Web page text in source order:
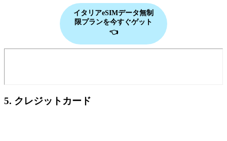
イタリアeSIMデータ無制
限プランを今すぐゲット
👈
5. クレジットカード